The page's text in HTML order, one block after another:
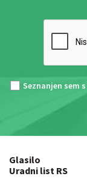
Seznanjen sem s
Glasilo
Uradni list RS